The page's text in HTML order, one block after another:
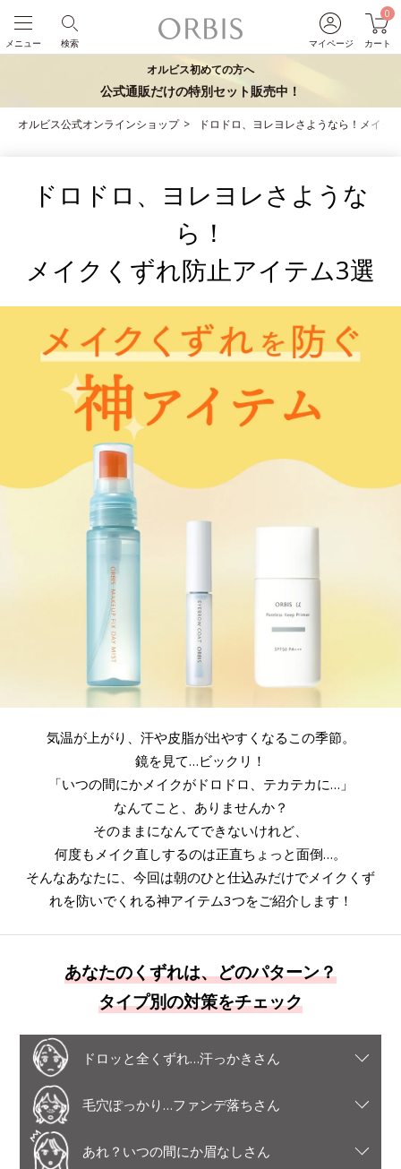
マイページ
0
カート
検索
メニュー
オルビス初めての方へ
公式通販だけの特別セット販売中！
オルビス公式オンラインショップ ドロドロ、ヨレヨレさようなら！メイク
ドロドロ、ヨレヨレさような
ら！
メイクくずれ防止アイテム3選
気温が上がり、汗や皮脂が出やすくなるこの季節。
鏡を見て…ビックリ！
「いつの間にかメイクがドロドロ、テカテカに…」
なんてこと、ありませんか？
そのままになんてできないけれど、
何度もメイク直しするのは正直ちょっと面倒…。
そんなあなたに、今回は朝のひと仕込みだけでメイクくず
れを防いでくれる神アイテム3つをご紹介します！
あなたのくずれは、どのパターン？
タイプ別の対策をチェック
ドロッと全くずれ…汗っかきさん
毛穴ぽっかり…ファンデ落ちさん
あれ？いつの間にか眉なしさん